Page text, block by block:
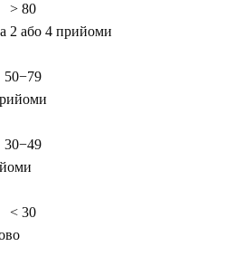
> 80
2 або 4 прийоми
50−79
30−49
< 30